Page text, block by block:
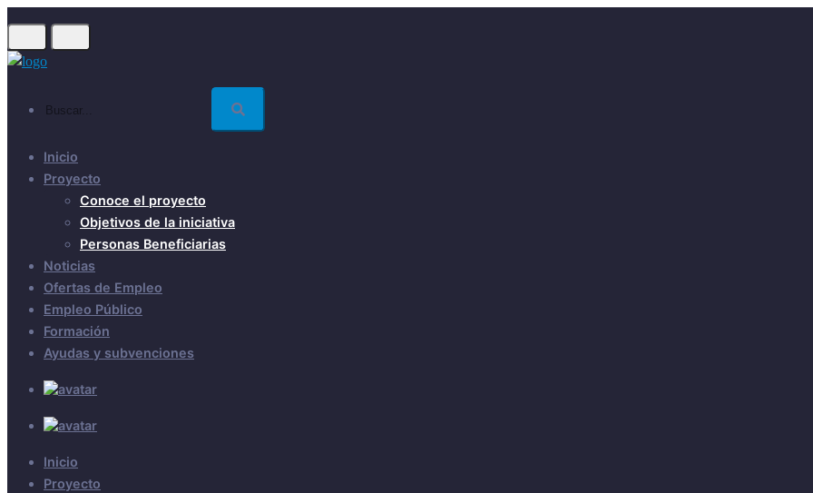
main
Inicio
Proyecto
Conoce el proyecto
Objetivos de la iniciativa
Personas Beneficiarias
Noticias
Ofertas de Empleo
Empleo Público
Formación
Ayudas y subvenciones
Inicio
Proyecto